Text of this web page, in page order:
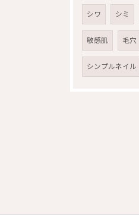
シワ シミ
敏感肌 毛穴
シンプルネイル